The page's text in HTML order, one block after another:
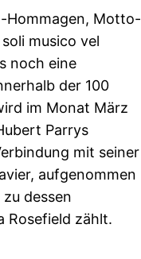
Hommagen, Motto-
musico vel
noch eine
der 100
im Monat März
Parrys
mit seiner
aufgenommen
dessen
Rosefield zählt.